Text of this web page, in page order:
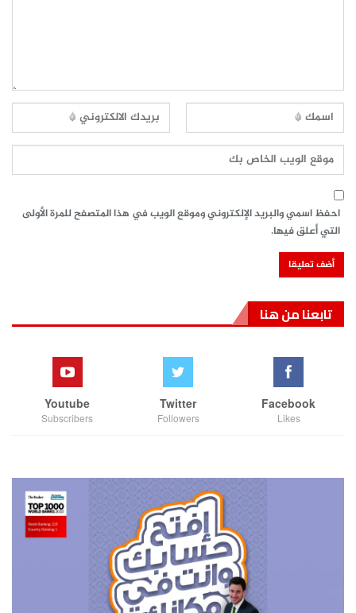
احفظ اسمي والبريد الإلكتروني وموقع الويب في هذا المتصفح للمرة الأولى
التي أعلق فيها.
تابعنا من هنا
Facebook
Likes
Twitter
Followers
Youtube
Subscribers